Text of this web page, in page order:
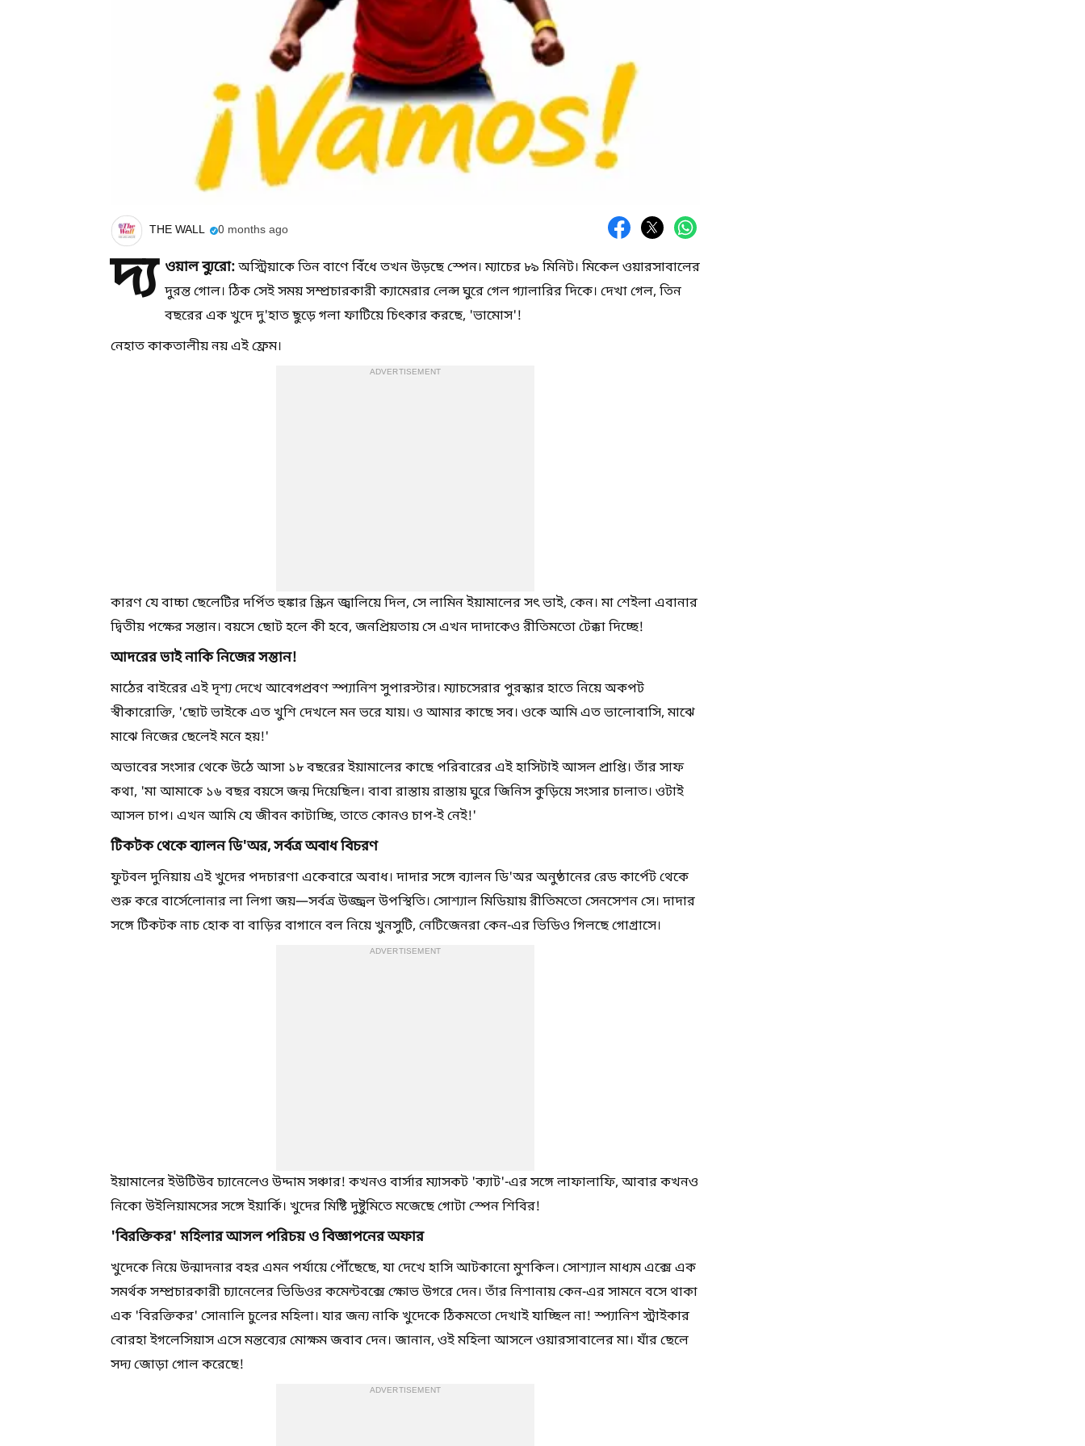
THE WALL 0 months ago
দ্য ওয়াল ব্যুরো:অস্ট্রিয়াকে তিন বাণে বিঁধে তখন উড়ছে স্পেন। ম্যাচের ৮৯ মিনিট। মিকেল ওয়ারসাবালের
দুরন্ত গোল। ঠিক সেই সময় সম্প্রচারকারী ক্যামেরার লেন্স ঘুরে গেল গ্যালারির দিকে। দেখা গেল, তিন
বছরের এক খুদে দু'হাত ছুড়ে গলা ফাটিয়ে চিৎকার করছে, 'ভামোস'!
নেহাত কাকতালীয় নয় এই ফ্রেম।
ADVERTISEMENT
কারণ যে বাচ্চা ছেলেটির দর্পিত হুঙ্কার স্ক্রিন জ্বালিয়ে দিল, সে লামিন ইয়ামালের সৎ ভাই, কেন। মা শেইলা এবানার
দ্বিতীয় পক্ষের সন্তান। বয়সে ছোট হলে কী হবে, জনপ্রিয়তায় সে এখন দাদাকেও রীতিমতো টেক্কা দিচ্ছে!
আদরের ভাই নাকি নিজের সন্তান!
মাঠের বাইরের এই দৃশ্য দেখে আবেগপ্রবণ স্প্যানিশ সুপারস্টার। ম্যাচসেরার পুরস্কার হাতে নিয়ে অকপট
স্বীকারোক্তি, 'ছোট ভাইকে এত খুশি দেখলে মন ভরে যায়। ও আমার কাছে সব। ওকে আমি এত ভালোবাসি, মাঝে
মাঝে নিজের ছেলেই মনে হয়!'
অভাবের সংসার থেকে উঠে আসা ১৮ বছরের ইয়ামালের কাছে পরিবারের এই হাসিটাই আসল প্রাপ্তি। তাঁর সাফ
কথা, 'মা আমাকে ১৬ বছর বয়সে জন্ম দিয়েছিল। বাবা রাস্তায় রাস্তায় ঘুরে জিনিস কুড়িয়ে সংসার চালাত। ওটাই
আসল চাপ। এখন আমি যে জীবন কাটাচ্ছি, তাতে কোনও চাপ-ই নেই!'
টিকটক থেকে ব্যালন ডি'অর, সর্বত্র অবাধ বিচরণ
ফুটবল দুনিয়ায় এই খুদের পদচারণা একেবারে অবাধ। দাদার সঙ্গে ব্যালন ডি'অর অনুষ্ঠানের রেড কার্পেট থেকে
শুরু করে বার্সেলোনার লা লিগা জয়—সর্বত্র উজ্জ্বল উপস্থিতি। সোশ্যাল মিডিয়ায় রীতিমতো সেনসেশন সে। দাদার
সঙ্গে টিকটক নাচ হোক বা বাড়ির বাগানে বল নিয়ে খুনসুটি, নেটিজেনরা কেন-এর ভিডিও গিলছে গোগ্রাসে।
ADVERTISEMENT
ইয়ামালের ইউটিউব চ্যানেলেও উদ্দাম সঞ্চার! কখনও বার্সার ম্যাসকট 'ক্যাট'-এর সঙ্গে লাফালাফি, আবার কখনও
নিকো উইলিয়ামসের সঙ্গে ইয়ার্কি। খুদের মিষ্টি দুষ্টুমিতে মজেছে গোটা স্পেন শিবির!
'বিরক্তিকর' মহিলার আসল পরিচয় ও বিজ্ঞাপনের অফার
খুদেকে নিয়ে উন্মাদনার বহর এমন পর্যায়ে পৌঁছেছে, যা দেখে হাসি আটকানো মুশকিল। সোশ্যাল মাধ্যম এক্সে এক
সমর্থক সম্প্রচারকারী চ্যানেলের ভিডিওর কমেন্টবক্সে ক্ষোভ উগরে দেন। তাঁর নিশানায় কেন-এর সামনে বসে থাকা
এক 'বিরক্তিকর' সোনালি চুলের মহিলা। যার জন্য নাকি খুদেকে ঠিকমতো দেখাই যাচ্ছিল না! স্প্যানিশ স্ট্রাইকার
বোরহা ইগলেসিয়াস এসে মন্তব্যের মোক্ষম জবাব দেন। জানান, ওই মহিলা আসলে ওয়ারসাবালের মা। যাঁর ছেলে
সদ্য জোড়া গোল করেছে!
ADVERTISEMENT